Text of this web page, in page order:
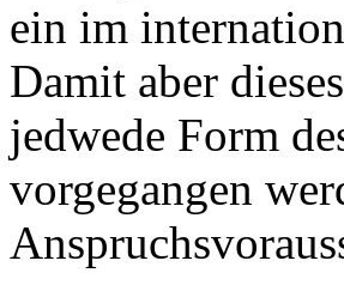
ein im
Damit aber
jedwede Form
vorgegangen